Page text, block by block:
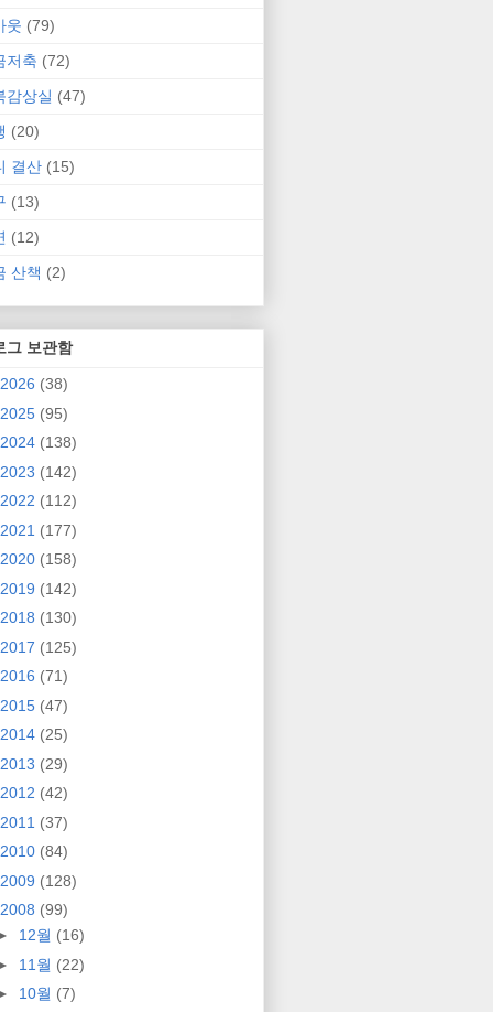
웃 (79)
저축 (72)
감상실 (47)
(20)
결산 (15)
(13)
(12)
산책 (2)
그 보관함
2026 (38)
2025 (95)
2024 (138)
2023 (142)
2022 (112)
2021 (177)
2020 (158)
2019 (142)
2018 (130)
2017 (125)
2016 (71)
2015 (47)
2014 (25)
2013 (29)
2012 (42)
2011 (37)
2010 (84)
2009 (128)
2008 (99)
12월 (16)
11월 (22)
10월 (7)